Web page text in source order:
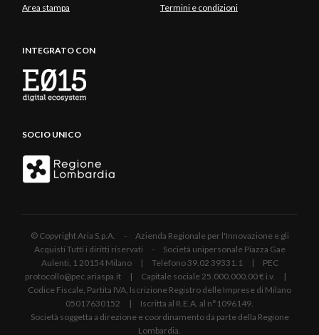
Area stampa Termini e condizioni
INTEGRATO CON
SOCIO UNICO
© Copyright Aria S.p.A. - Azienda Regionale per l'Innovazione e gli
Acquisti Tutti i diritti riservati - Società unipersonale Piazza Gae
Aulenti, 1 20154 Milano | Telefono 39.02 39331.1 | PEC
protocollo@pec.ariaspa.it | Capitale sociale 25.000.000,00 € i.v. |
Codice Fiscale, Partita IVA, Iscrizione Registro delle Imprese di Milano
05017630152 | Iscritta al R.E.A. al n°1096149.
Società soggetta a direzione e coordinamento da parte della Regione
Lombardia.